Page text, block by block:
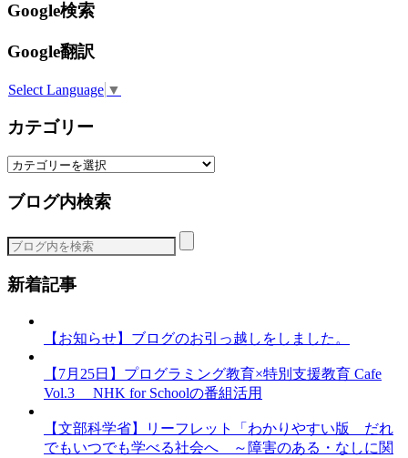
Google検索
Google翻訳
Select Language ▼
カテゴリー
カ
ゴ
ー
ブログ内検索
新着記事
【お知らせ】ブログのお引っ越しをしました。
【7月25日】プログラミング教育×特別支援教育 Cafe
Vol.3 NHK for Schoolの番組活用
【文部科学省】リーフレット「わかりやすい版 だれ
でもいつでも学べる社会へ ～障害のある・なしに関